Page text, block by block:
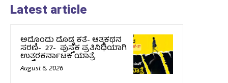
Latest article
ಅದೊಂದು ದೊಡ್ಡ ಕತೆ- ಆತ್ಮಕಥನ
ಸರಣಿ- 27- ಪುಸ್ತಕ ಪ್ರತಿನಿಧಿಯಾಗಿ
ಉತ್ತರಕರ್ನಾಟಕ ಯಾತ್ರೆ
August 6, 2026